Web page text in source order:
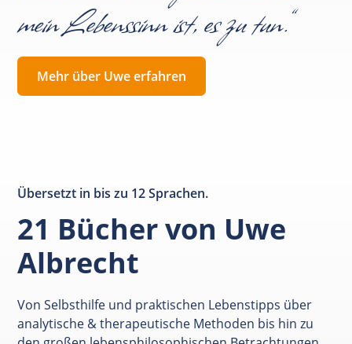
mein Lebenssinn ist, es zu tun.“
Mehr über Uwe erfahren
Übersetzt in bis zu 12 Sprachen.
21 Bücher von Uwe
Albrecht
Von Selbsthilfe und praktischen Lebenstipps über
analytische & therapeutische Methoden bis hin zu